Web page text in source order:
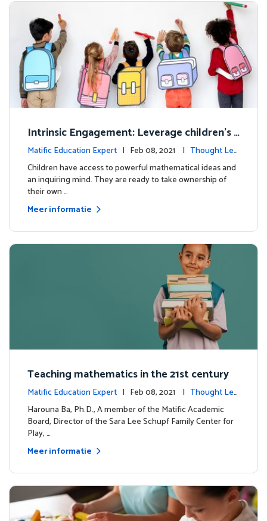
Intrinsic Engagement: Leverage children's
mathematical potential and inquiring mind
Matific Education Expert | Feb 08, 2021 | Thought Lea
dership
Children have access to powerful mathematical ideas and
an inquiring mind. They are ready to take ownership of
their own …
Meer informatie
Teaching mathematics in the 21st century
Matific Education Expert | Feb 08, 2021 | Thought Lea
dership
Harouna Ba, Ph.D., A member of the Matific Academic
Board, Director of the Sara Lee Schupf Family Center for
Play, …
Meer informatie